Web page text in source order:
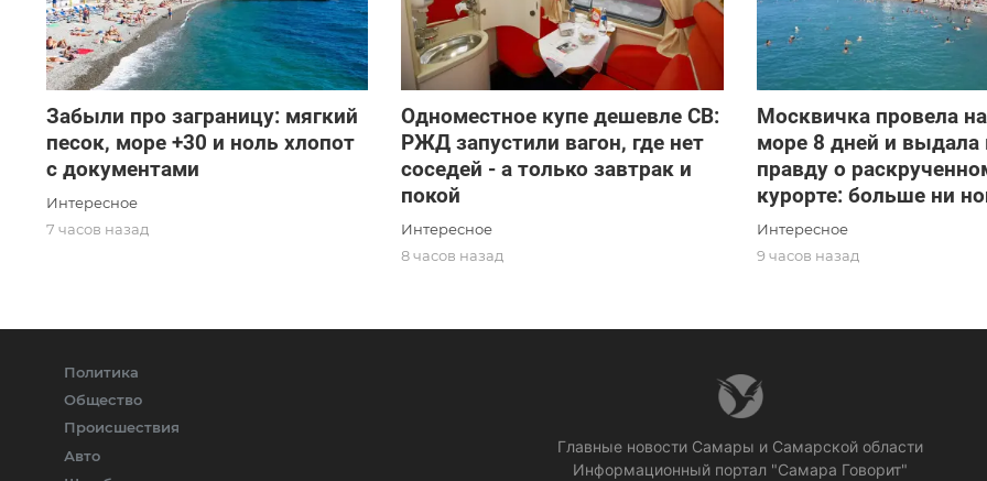
Забыли про заграницу: мягкий
песок, море +30 и ноль хлопот
с документами
Интересное
7 часов назад
Одноместное купе дешевле СВ:
РЖД запустили вагон, где нет
соседей - а только завтрак и
покой
Интересное
8 часов назад
Москвичка провела
море 8 дней и выдала
правду о
курорте: больше ни
Интересное
9 часов назад
Политика
Общество
Происшествия
Авто
Главные новости Самары и Самарской области
Информационный портал "Самара Говорит"